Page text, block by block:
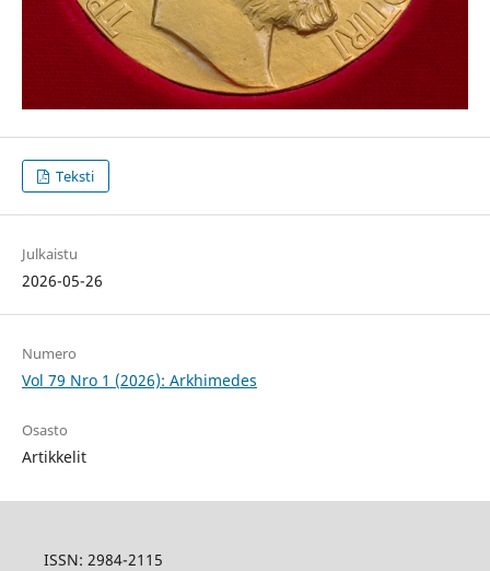
Teksti
Julkaistu
2026-05-26
Numero
Vol 79 Nro 1 (2026): Arkhimedes
Osasto
Artikkelit
ISSN: 2984-2115